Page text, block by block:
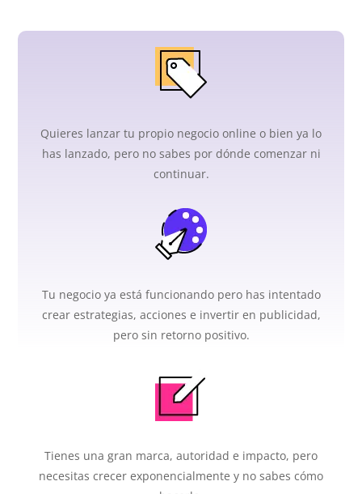
Quieres lanzar tu propio negocio online o bien ya lo
has lanzado, pero no sabes por dónde comenzar ni
continuar.
Tu negocio ya está funcionando pero has intentado
crear estrategias, acciones e invertir en publicidad,
pero sin retorno positivo.
Tienes una gran marca, autoridad e impacto, pero
necesitas crecer exponencialmente y no sabes cómo